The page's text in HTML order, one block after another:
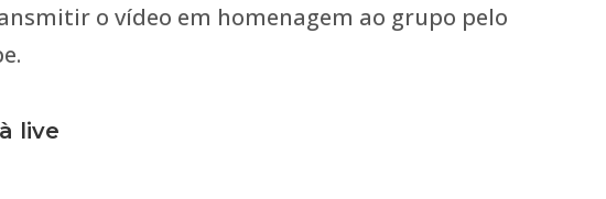
o vídeo em homenagem ao grupo pelo
live